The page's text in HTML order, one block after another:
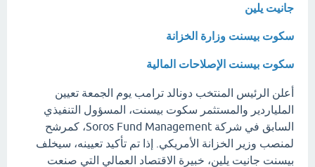
جانيت يلين
سكوت بيسنت وزارة الخزانة
سكوت بيسنت الإصلاحات المالية
أعلن الرئيس المنتخب دونالد ترامب يوم الجمعة تعيين
الملياردير والمستثمر سكوت بيسنت، المسؤول التنفيذي
السابق في شركة Soros Fund Management، كمرشح
لمنصب وزير الخزانة الأمريكي. إذا تم تأكيد تعيينه، سيخلف
بيسنت جانيت يلين، خبيرة الاقتصاد العمالي التي صنعت